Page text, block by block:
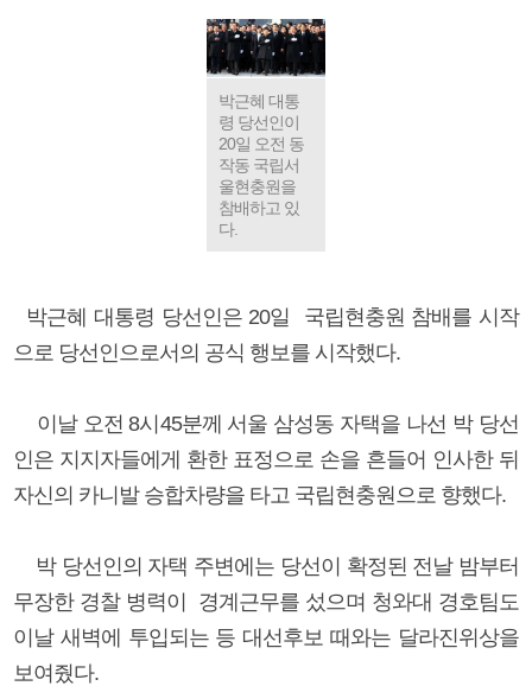
박근혜 대통
령 당선인이
20일 오전 동
작동 국립서
울현충원을
참배하고 있
다.
박근혜 대통령 당선인은 20일 국립현충원 참배를 시작
으로 당선인으로서의 공식 행보를 시작했다.
이날 오전 8시45분께 서울 삼성동 자택을 나선 박 당선
인은 지지자들에게 환한 표정으로 손을 흔들어 인사한 뒤
자신의 카니발 승합차량을 타고 국립현충원으로 향했다.
박 당선인의 자택 주변에는 당선이 확정된 전날 밤부터
무장한 경찰 병력이 경계근무를 섰으며 청와대 경호팀도
이날 새벽에 투입되는 등 대선후보 때와는 달라진위상을
보여줬다.